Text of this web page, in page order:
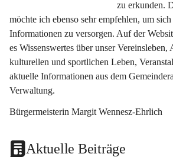
zu erkunden.
möchte ich ebenso sehr empfehlen, um
Informationen zu versorgen. Auf der
es Wissenswertes über unser Vereinsleben,
kulturellen und sportlichen Leben,
aktuelle Informationen aus dem
Verwaltung.
Bürgermeisterin Margit Wennesz-Ehrlich
Aktuelle Beiträge